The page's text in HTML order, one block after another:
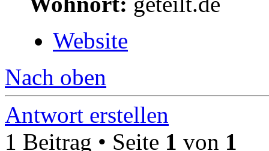
Website
Nach oben
Antwort erstellen
1 Beitrag • Seite 1 von 1